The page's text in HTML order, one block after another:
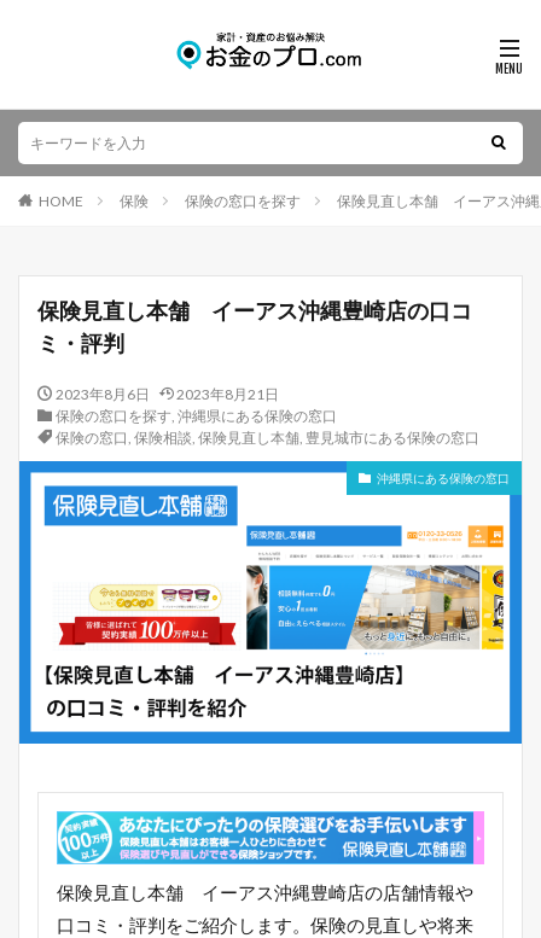
HOME 保険 保険の窓口を探す 保険見直し本舗 イーアス沖
保険見直し本舗 イーアス沖縄豊崎店の口コ
ミ・評判
2023年8月6日
2023年8月21日
保険の窓口を探す, 沖縄県にある保険の窓口
保険の窓口, 保険相談, 保険見直し本舗, 豊見城市にある保険の窓口
沖縄県にある保険の窓口
保険見直し本舗 イーアス沖縄豊崎店の店舗情報や
口コミ・評判をご紹介します。保険の見直しや将来